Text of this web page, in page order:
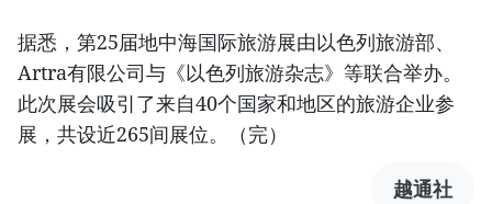
据悉，第25届地中海国际旅游展由以色列旅游部、
Artra有限公司与《以色列旅游杂志》等联合举办。
此次展会吸引了来自40个国家和地区的旅游企业参
展，共设近265间展位。（完）
越通社